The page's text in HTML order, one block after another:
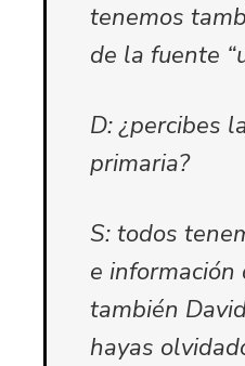
tenemos
de la fuente
D: ¿percibes
primaria?
S: todos
e
también
hayas